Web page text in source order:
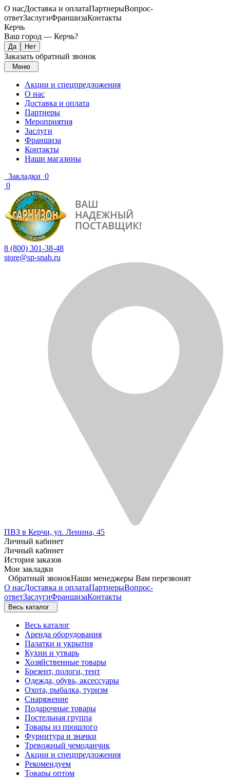
О насДоставка и оплатаПартнерыВопрос-
ответЗаслугиФраншизаКонтакты
Керчь
Ваш город — Керчь?
Заказать обратный звонок
Меню
Акции и спецпредложения
О нас
Доставка и оплата
Партнеры
Мероприятия
Заслуги
Франшиза
Контакты
Наши магазины
Закладки 0
0
8 (800) 301-38-48
store@sp-snab.ru
ПВЗ в Керчи, ул. Ленина, 45
Личный кабинет
Личный кабинет
История заказов
Мои закладки
Обратный звонокНаши менеджеры Вам перезвонят
О насДоставка и оплатаПартнерыВопрос-
ответЗаслугиФраншизаКонтакты
Весь каталог
Весь каталог
Аренда оборудования
Палатки и укрытия
Кухни и утварь
Хозяйственные товары
Брезент, пологи, тент
Одежда, обувь, аксессуары
Охота, рыбалка, туризм
Снаряжение
Подарочные товары
Постельная группа
Товары из прошлого
Фурнитура и значки
Тревожный чемоданчик
Акции и спецпредложения
Рекомендуем
Товары оптом